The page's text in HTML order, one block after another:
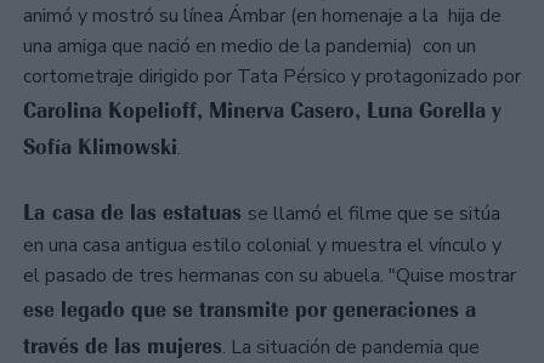
animó y mostró su línea Ámbar (en homenaje a la hija de
una amiga que nació en medio de la pandemia) con un
cortometraje dirigido por Tata Pérsico y protagonizado por
Carolina Kopelioff, Minerva Casero, Luna Gorella y
Sofía Klimowski.
La casa de las estatuas se llamó el filme que se sitúa
en una casa antigua estilo colonial y muestra el vínculo y
el pasado de tres hermanas con su abuela. "Quise mostrar
ese legado que se transmite por generaciones a
través de las mujeres. La situación de pandemia que